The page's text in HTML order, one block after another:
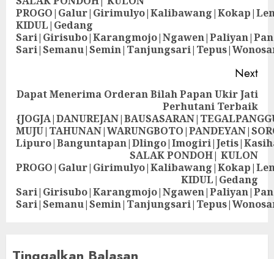
KIDUL|Gedang
Next
Dapat Menerima Orderan Bilah Papan Ukir Jati
Perhutani Terbaik
SALAK PONDOH| KULON
KIDUL|Gedang